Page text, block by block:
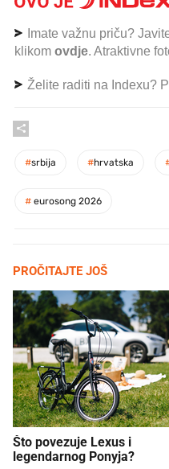
Imate važnu priču?
klikom ovdje. Atraktivne
Želite raditi na Indexu?
#srbija #hrvatska
# eurosong 2026
PROČITAJTE JOŠ
Što povezuje Lexus i
legendarnog Ponyja?